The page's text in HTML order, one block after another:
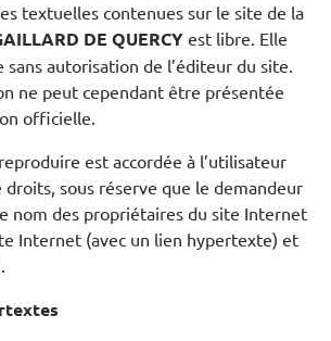
textuelles contenues sur le site de la
DE QUERCY est libre. Elle
autorisation de l’éditeur du site.
ne peut cependant être présentée
officielle.
est accordée à l’utilisateur
droits, sous réserve que le demandeur
nom des propriétaires du site Internet
Internet (avec un lien hypertexte) et